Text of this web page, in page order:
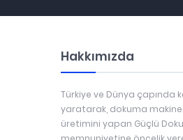
Hakkımızda
Türkiye ve Dünya çapında
yaratarak, dokuma
üretimini yapan Güçlü